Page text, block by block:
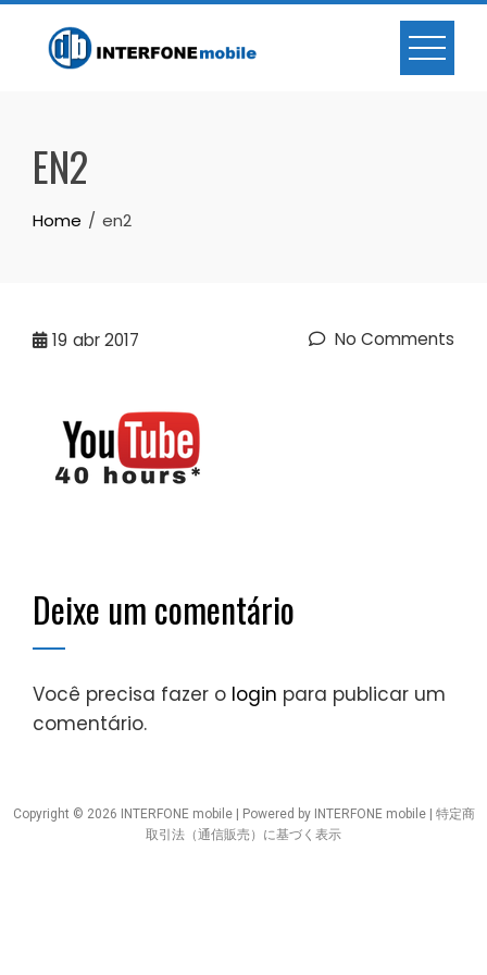
EN2
Home en2
19 abr 2017 No Comments
Deixe um comentário
Você precisa fazer o login para publicar um
comentário.
Copyright © 2026 INTERFONE mobile | Powered by INTERFONE mobile | 特定商
取引法（通信販売）に基づく表示